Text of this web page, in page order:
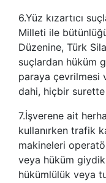
6.Yüz kızartıcı
Milleti ile
Düzenine, Türk
suçlardan hüküm
paraya çevrilmesi
dahi, hiçbir surette
7.İşverene ait
kullanırken trafik
makineleri
veya hüküm
hükümlülük veya